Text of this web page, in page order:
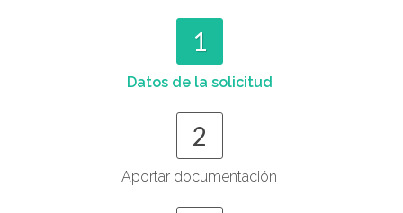
1
Datos de la solicitud
2
Aportar documentación